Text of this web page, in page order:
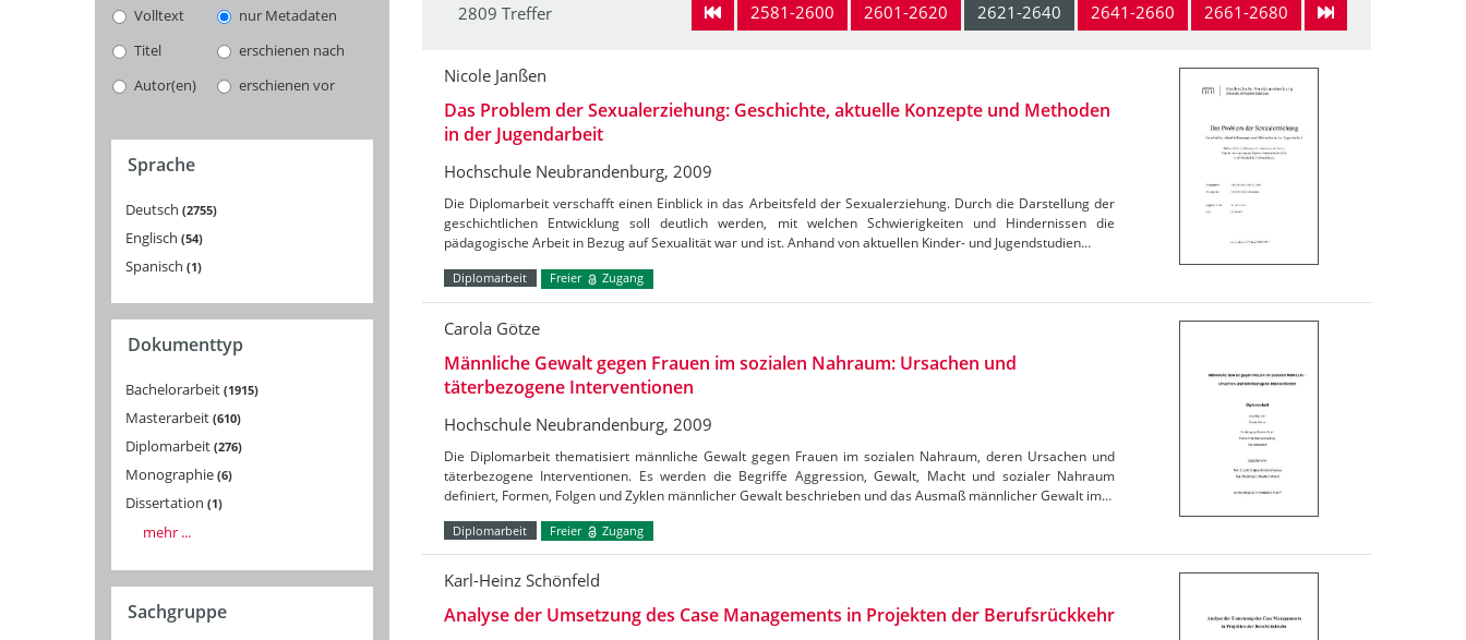
Volltext
nur Metadaten
Titel
erschienen nach
Autor(en)
erschienen vor
Sprache
Deutsch 2755
Englisch 54
Spanisch 1
Dokumenttyp
Bachelorarbeit 1915
Masterarbeit 610
Diplomarbeit 276
Monographie 6
Dissertation 1
mehr ...
Sachgruppe
2581-2600 2601-2620 2621-2640 2641-2660 2661-2680
2809 Treffer
Nicole Janßen
Das Problem der Sexualerziehung: Geschichte, aktuelle Konzepte und Methoden
in der Jugendarbeit
Hochschule Neubrandenburg, 2009
Die Diplomarbeit verschafft einen Einblick in das Arbeitsfeld der Sexualerziehung. Durch die Darstellung der
geschichtlichen Entwicklung soll deutlich werden, mit welchen Schwierigkeiten und Hindernissen die
pädagogische Arbeit in Bezug auf Sexualität war und ist. Anhand von aktuellen Kinder- und Jugendstudien…
Diplomarbeit Freier Zugang
Carola Götze
Männliche Gewalt gegen Frauen im sozialen Nahraum: Ursachen und
täterbezogene Interventionen
Hochschule Neubrandenburg, 2009
Die Diplomarbeit thematisiert männliche Gewalt gegen Frauen im sozialen Nahraum, deren Ursachen und
täterbezogene Interventionen. Es werden die Begriffe Aggression, Gewalt, Macht und sozialer Nahraum
definiert, Formen, Folgen und Zyklen männlicher Gewalt beschrieben und das Ausmaß männlicher Gewalt im…
Diplomarbeit Freier Zugang
Karl-Heinz Schönfeld
Analyse der Umsetzung des Case Managements in Projekten der Berufsrückkehr